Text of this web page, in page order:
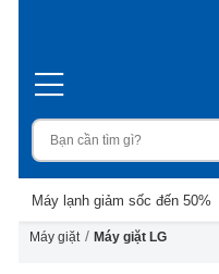
Máy lạnh giảm sốc đến 50%
Máy giặt / Máy giặt LG